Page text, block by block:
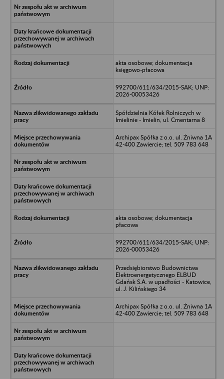
akta osobowe; dokumentacja
księgowo-płacowa
992700/611/634/2015-SAK; UNP:
2026-00053426
Spółdzielnia Kółek Rolniczych w
Imielinie - Imielin, ul. Cmentarna 8
Archipax Spółka z o.o. ul. Żniwna 1A
42-400 Zawiercie; tel. 509 783 648
akta osobowe; dokumentacja
płacowa
992700/611/634/2015-SAK; UNP:
2026-00053426
Przedsiębiorstwo Budownictwa
Elektroenergetycznego ELBUD
Gdańsk S.A. w upadłości - Katowice,
ul. J. Kilińskiego 34
Archipax Spółka z o.o. ul. Żniwna 1A
42-400 Zawiercie; tel. 509 783 648